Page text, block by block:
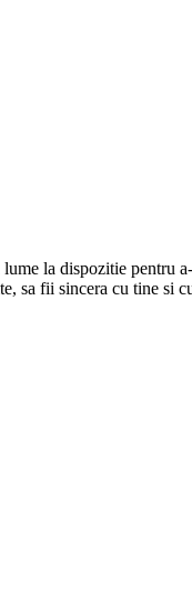
la dispozitie
sa fii sincera cu tine